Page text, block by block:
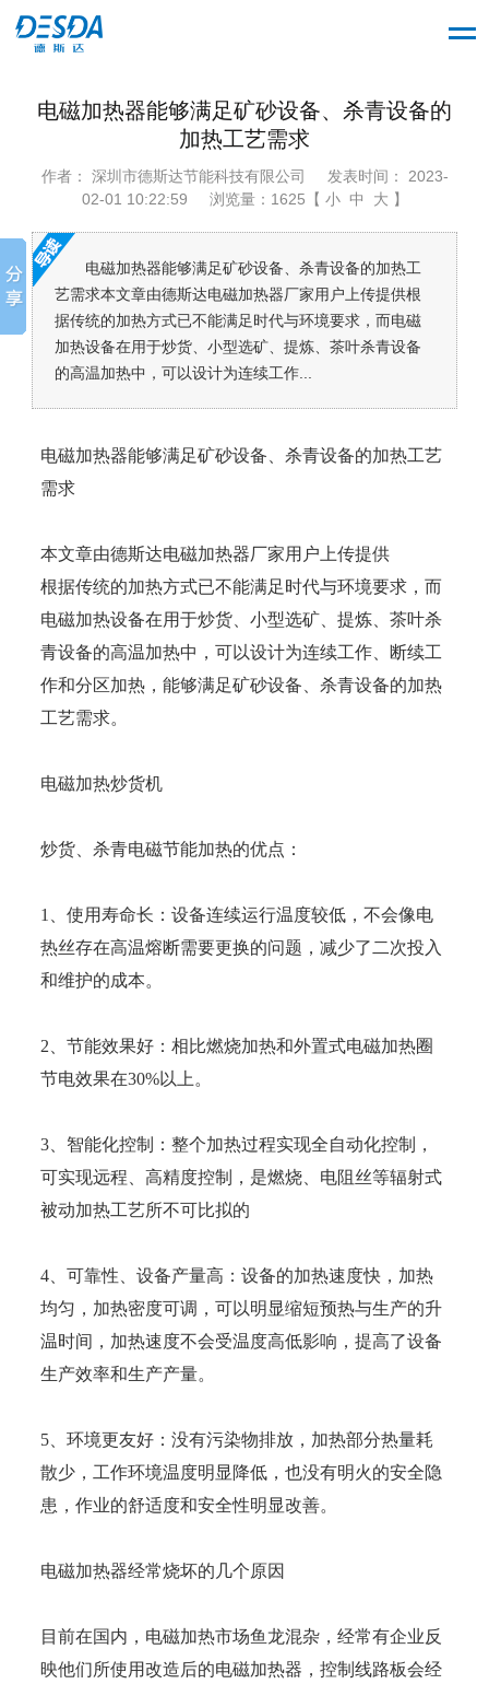
电磁加热器能够满足矿砂设备、杀青设备的
加热工艺需求
作者： 深圳市德斯达节能科技有限公司
发表时间： 2023-
02-01 10:22:59
浏览量：1625【 小 中 大 】
电磁加热器能够满足矿砂设备、杀青设备的加热工
艺需求本文章由德斯达电磁加热器厂家用户上传提供根
据传统的加热方式已不能满足时代与环境要求，而电磁
加热设备在用于炒货、小型选矿、提炼、茶叶杀青设备
的高温加热中，可以设计为连续工作...
电磁加热器能够满足矿砂设备、杀青设备的加热工艺
需求
本文章由德斯达电磁加热器厂家用户上传提供
根据传统的加热方式已不能满足时代与环境要求，而
电磁加热设备在用于炒货、小型选矿、提炼、茶叶杀
青设备的高温加热中，可以设计为连续工作、断续工
作和分区加热，能够满足矿砂设备、杀青设备的加热
工艺需求。
电磁加热炒货机
炒货、杀青电磁节能加热的优点：
1、使用寿命长：设备连续运行温度较低，不会像电
热丝存在高温熔断需要更换的问题，减少了二次投入
和维护的成本。
2、节能效果好：相比燃烧加热和外置式电磁加热圈
节电效果在30%以上。
3、智能化控制：整个加热过程实现全自动化控制，
可实现远程、高精度控制，是燃烧、电阻丝等辐射式
被动加热工艺所不可比拟的
4、可靠性、设备产量高：设备的加热速度快，加热
均匀，加热密度可调，可以明显缩短预热与生产的升
温时间，加热速度不会受温度高低影响，提高了设备
生产效率和生产产量。
5、环境更友好：没有污染物排放，加热部分热量耗
散少，工作环境温度明显降低，也没有明火的安全隐
患，作业的舒适度和安全性明显改善。
电磁加热器经常烧坏的几个原因
目前在国内，电磁加热市场鱼龙混杂，经常有企业反
映他们所使用改造后的电磁加热器，控制线路板会经